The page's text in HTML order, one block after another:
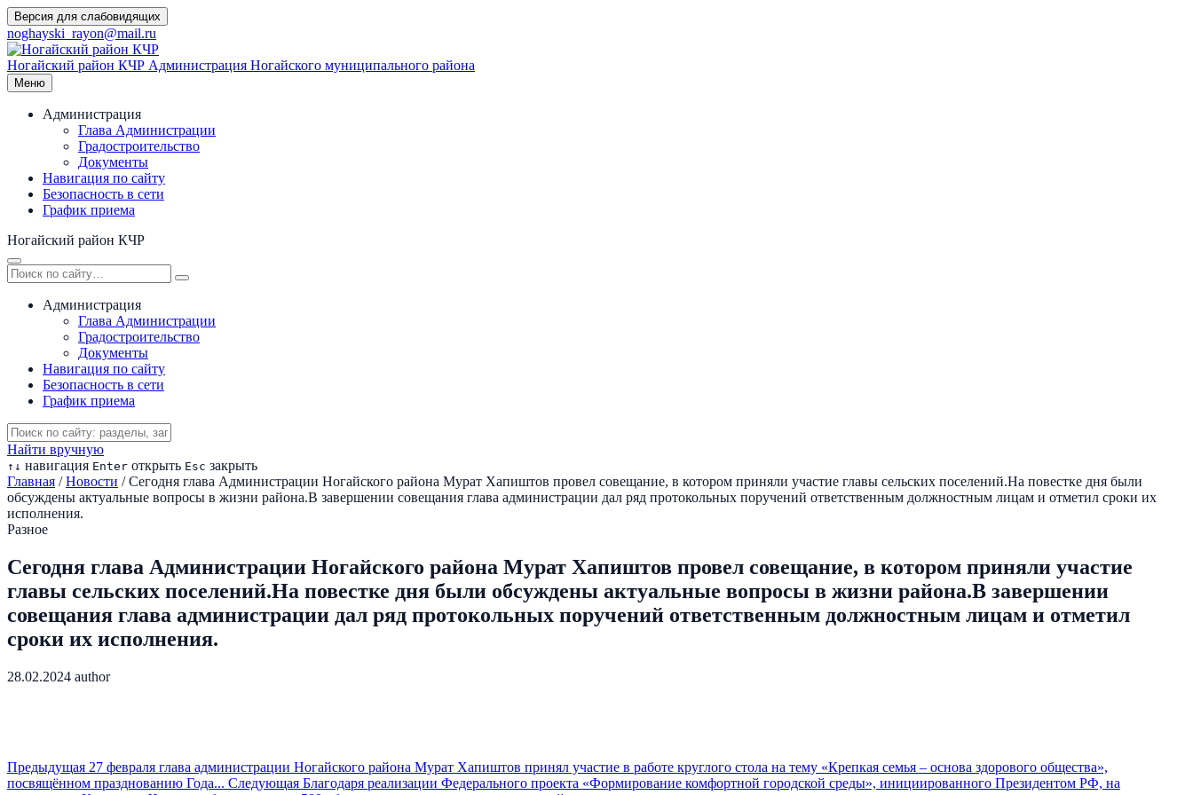
Перейти
к
содержимому
Версия для слабовидящих
noghayski_rayon@mail.ru
Ногайский район КЧР Администрация Ногайского муниципального района
Меню
Администрация
Глава Администрации
Градостроительство
Документы
Навигация по сайту
Безопасность в сети
График приема
Ногайский район КЧР
Администрация
Глава Администрации
Градостроительство
Документы
Навигация по сайту
Безопасность в сети
График приема
Найти вручную
↑ ↓ навигация Enter открыть Esc закрыть
Главная / Новости / Сегодня глава Администрации Ногайского района Мурат Хапиштов провел совещание, в котором приняли участие главы сельских поселений.На повестке дня были
обсуждены актуальные вопросы в жизни района.В завершении совещания глава администрации дал ряд протокольных поручений ответственным должностным лицам и отметил сроки их
исполнения.
Разное
Сегодня глава Администрации Ногайского района Мурат Хапиштов провел совещание, в котором приняли участие
главы сельских поселений.На повестке дня были обсуждены актуальные вопросы в жизни района.В завершении
совещания глава администрации дал ряд протокольных поручений ответственным должностным лицам и отметил
сроки их исполнения.
28.02.2024 author
Предыдущая 27 февраля глава администрации Ногайского района Мурат Хапиштов принял участие в работе круглого стола на тему «Крепкая семья – основа здорового общества»,
посвящённом празднованию Года... Следующая Благодаря реализации Федерального проекта «Формирование комфортной городской среды», инициированного Президентом РФ, на